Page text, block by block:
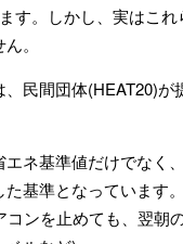
す。しかし、実はこ
。
民間団体(HEAT20)が
エネ基準値だけでなく
基準となっています
コンを止めても、翌朝